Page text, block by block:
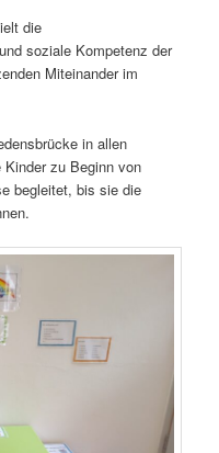
die
soziale Kompetenz der
Miteinander im
in allen
zu Beginn von
begleitet, bis sie die